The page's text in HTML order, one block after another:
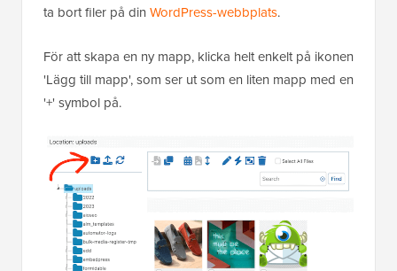
ta bort filer på din WordPress-webbplats.
För att skapa en ny mapp, klicka helt enkelt på ikonen
'Lägg till mapp', som ser ut som en liten mapp med en
'+' symbol på.